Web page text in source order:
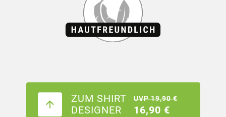
ZUM SHIRT
DESIGNER
UVP 19,90 €
16,90 €